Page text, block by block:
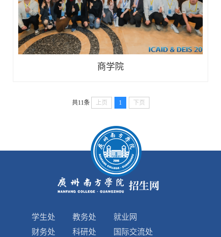
商学院
共11条 上页 1 下页
学生处 教务处
就业网
财务处
科研处
国际交流处